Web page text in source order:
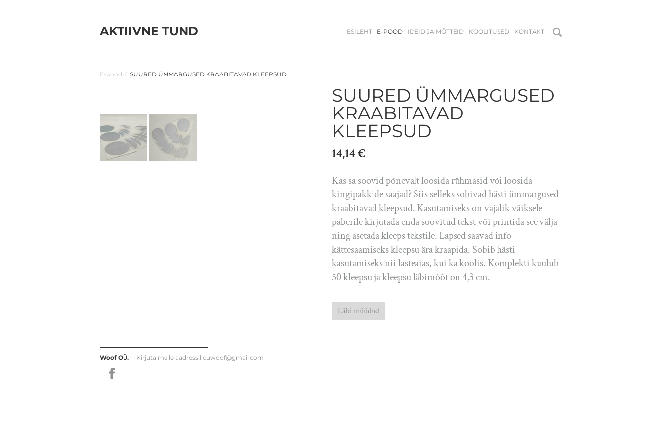
AKTIIVNE TUND ESILEHT E-POOD IDEID JA MÕTTEID KOOLITUSED KONTAKT
E-pood / SUURED ÜMMARGUSED KRAABITAVAD KLEEPSUD
SUURED ÜMMARGUSED
KRAABITAVAD
KLEEPSUD
14,14 €
Kas sa soovid põnevalt loosida rühmasid või loosida
kingipakkide saajad? Siis selleks sobivad hästi ümmargused
kraabitavad kleepsud. Kasutamiseks on vajalik väiksele
paberile kirjutada enda soovitud tekst või printida see välja
ning asetada kleeps tekstile. Lapsed saavad info
kättesaamiseks kleepsu ära kraapida. Sobib hästi
kasutamiseks nii lasteaias, kui ka koolis. Komplekti kuulub
50 kleepsu ja kleepsu läbimõõt on 4,3 cm.
Läbi müüdud
Woof OÜ. Kirjuta meile aadressil ouwoof@gmail.com